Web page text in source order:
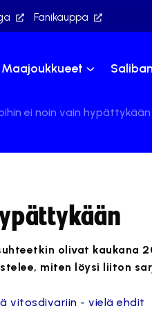
Fanikauppa
Maajoukkueet
ei noin vain hypättykään
olivat kaukana
miten löysi liiton
vitosdivariin - vielä ehdit